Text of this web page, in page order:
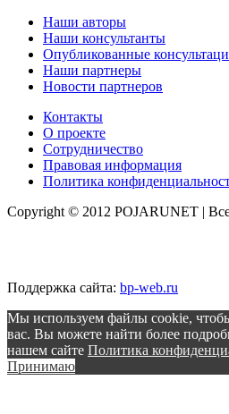
Наши авторы
Наши консультанты
Опубликованные
Наши партнеры
Новости партнеров
Контакты
О проекте
Сотрудничество
Правовая информация
Политика
Copyright © 2012 POJARUNET |
Поддержка сайта: bp-web.ru
Мы используем файлы cookie,
вас. Вы можете найти более
нашем сайте Политика
Принимаю